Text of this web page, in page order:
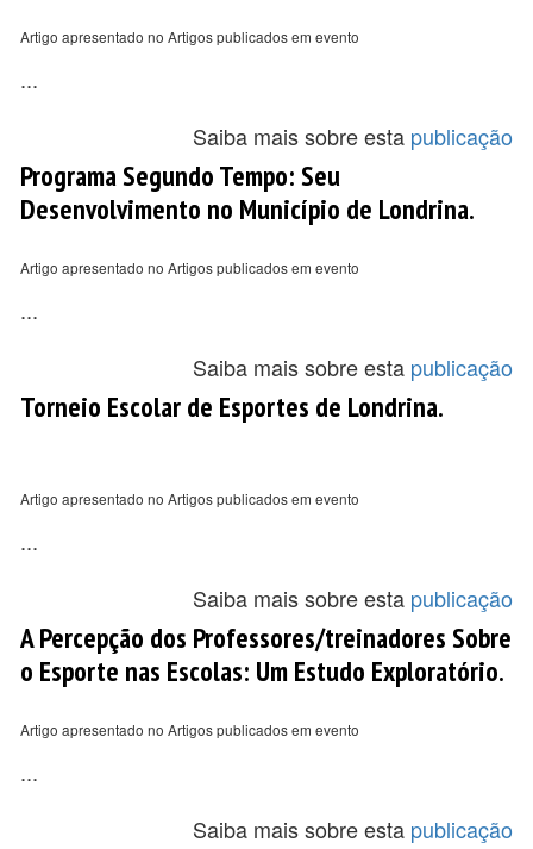
Artigo apresentado no Artigos publicados em evento
...
Saiba mais sobre esta publicação
Programa Segundo Tempo: Seu
Desenvolvimento no Município de Londrina.
Artigo apresentado no Artigos publicados em evento
...
Saiba mais sobre esta publicação
Torneio Escolar de Esportes de Londrina.
Artigo apresentado no Artigos publicados em evento
...
Saiba mais sobre esta publicação
A Percepção dos Professores/treinadores Sobre
o Esporte nas Escolas: Um Estudo Exploratório.
Artigo apresentado no Artigos publicados em evento
...
Saiba mais sobre esta publicação